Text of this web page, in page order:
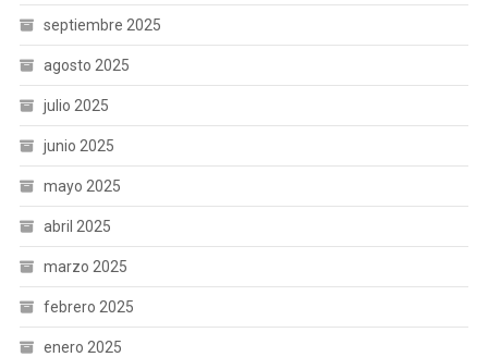
septiembre 2025
agosto 2025
julio 2025
junio 2025
mayo 2025
abril 2025
marzo 2025
febrero 2025
enero 2025